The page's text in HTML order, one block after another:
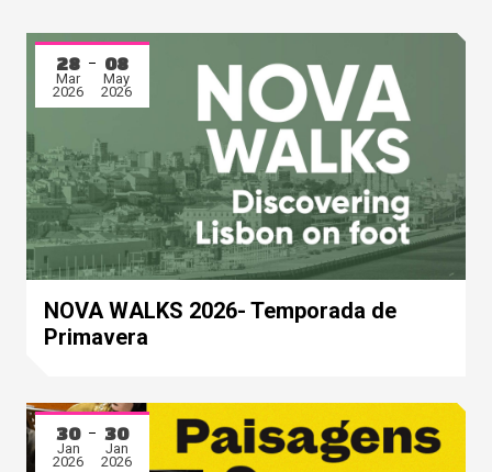
28
Mar
2026
08
May
2026
NOVA WALKS 2026- Temporada de
Primavera
30
Jan
2026
30
Jan
2026